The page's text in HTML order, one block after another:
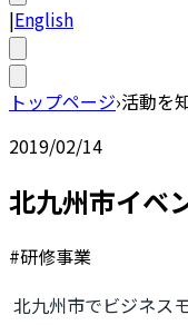
|English
トップページ›活動を
2019/02/14
北九州市イベ
#研修事業
北九州市でビジネス